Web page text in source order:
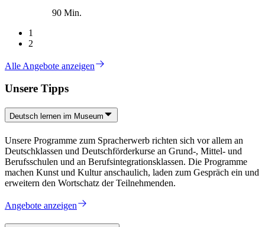
90 Min.
1
2
Alle Angebote anzeigen
Unsere Tipps
Deutsch lernen im Museum
Unsere Programme zum Spracherwerb richten sich vor allem an
Deutschklassen und Deutschförderkurse an Grund-, Mittel- und
Berufsschulen und an Berufsintegrationsklassen. Die Programme
machen Kunst und Kultur anschaulich, laden zum Gespräch ein und
erweitern den Wortschatz der Teilnehmenden.
Angebote anzeigen